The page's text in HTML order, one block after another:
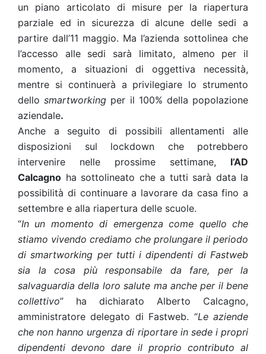
un piano articolato di misure per la riapertura
parziale ed in sicurezza di alcune delle sedi a
partire dall’11 maggio. Ma l’azienda sottolinea che
l’accesso alle sedi sarà limitato, almeno per il
momento, a situazioni di oggettiva necessità,
mentre si continuerà a privilegiare lo strumento
dellosmartworking per il 100% della popolazione
aziendale.
Anche a seguito di possibili allentamenti alle
disposizioni sul lockdown che potrebbero
intervenire nelle prossime settimane, l’AD
Calcagno ha sottolineato che a tutti sarà data la
possibilità di continuare a lavorare da casa fino a
settembre e alla riapertura delle scuole.
“In un momento di emergenza come quello che
stiamo vivendo crediamo che prolungare il periodo
di smartworking per tutti i dipendenti di Fastweb
sia la cosa più responsabile da fare, per la
salvaguardia della loro salute ma anche per il bene
collettivo” ha dichiarato Alberto Calcagno,
amministratore delegato di Fastweb. “Le aziende
che non hanno urgenza di riportare in sede i propri
dipendenti devono dare il proprio contributo al